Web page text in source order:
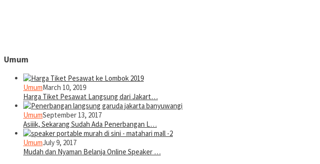
Umum
UmumMarch 10, 2019
Harga Tiket Pesawat Langsung dari Jakart…
UmumSeptember 13, 2017
Asiiik, Sekarang Sudah Ada Penerbangan L…
UmumJuly 9, 2017
Mudah dan Nyaman Belanja Online Speaker …